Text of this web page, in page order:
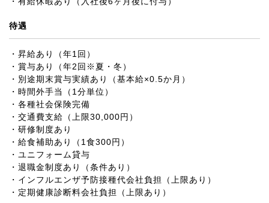
待遇
・昇給あり（年1回）
・賞与あり（年2回※夏・冬）
・別途期末賞与実績あり（基本給×0.5か月）
・時間外手当（1分単位）
・各種社会保険完備
・交通費支給（上限30,000円）
・研修制度あり
・給食補助あり（1食300円）
・ユニフォーム貸与
・退職金制度あり（条件あり）
・インフルエンザ予防接種代会社負担（上限あり）
・定期健康診断料会社負担（上限あり）